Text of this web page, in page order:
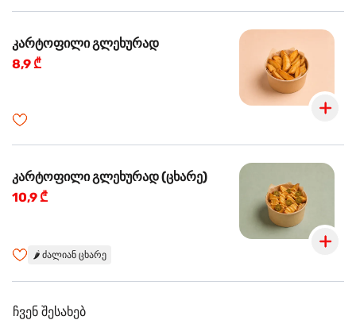
კარტოფილი გლეხურად
8,9 ₾
კარტოფილი გლეხურად (ცხარე)
10,9 ₾
🌶️ ძალიან ცხარე
ჩვენ შესახებ